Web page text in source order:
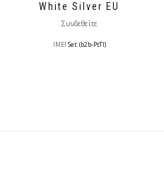
White Silver EU
Συνδεθείτε
IMEI Set: (b2b-PtTl)